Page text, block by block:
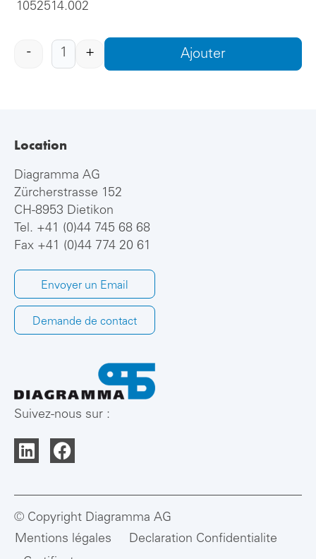
1052514.002
- + Ajouter
Location
Diagramma AG
Zürcherstrasse 152
CH-8953 Dietikon
Tel. +41 (0)44 745 68 68
Fax +41 (0)44 774 20 61
Envoyer un Email
Demande de contact
Suivez-nous sur :
© Copyright Diagramma AG
Mentions légales
Declaration Confidentialite